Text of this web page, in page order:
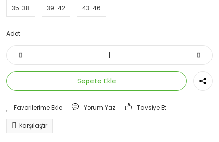
35-38 39-42 43-46
Adet
Sepete Ekle
Yorum Yaz Tavsiye Et
Karşılaştır